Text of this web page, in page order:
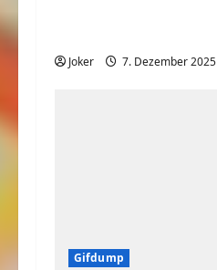
Joker 7. Dezember 2025
Gifdump